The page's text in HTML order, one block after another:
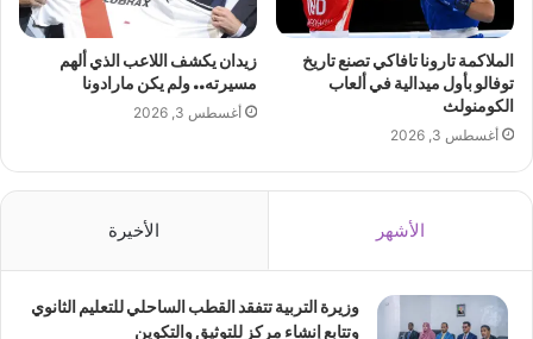
الملاكمة تارونا تافاكي تصنع تاريخ
توفالو بأول ميدالية في ألعاب
الكومنولث
أغسطس 3, 2026
زيدان يكشف اللاعب الذي ألهم
مسيرته.. ولم يكن مارادونا
أغسطس 3, 2026
الأشهر الأخيرة
وزيرة التربية تتفقد القطب الساحلي للتعليم الثانوي
وتتابع إنشاء مركز للتوثيق والتكوين